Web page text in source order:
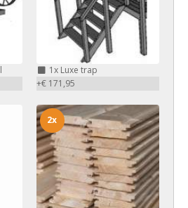
1xLuxe trap
+€ 171,95
2x